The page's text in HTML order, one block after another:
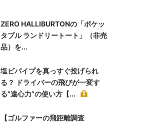
ZERO HALLIBURTONの「ポケッ
タブル ランドリートート」（非売
品）を...
塩ビパイプを真っすぐ投げられ
る？ ドライバーの飛びが一変す
る“遠心力”の使い方【...
【ゴルファーの飛距離調査